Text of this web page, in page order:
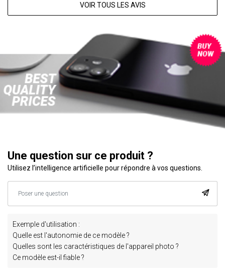
VOIR TOUS LES AVIS
Une question sur ce produit ?
Utilisez l’intelligence artificielle pour répondre à vos questions.
Exemple d'utilisation :
Quelle est l'autonomie de ce modèle ?
Quelles sont les caractéristiques de l'appareil photo ?
Ce modèle est-il fiable ?